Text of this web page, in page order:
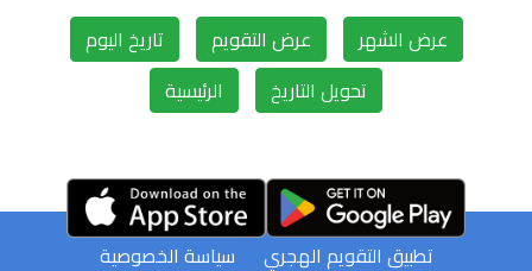
عرض الشهر عرض التقويم
تاريخ اليوم
تحويل التاريخ
الرئيسية
سياسة الخصوصية تطبيق التقويم الهجري